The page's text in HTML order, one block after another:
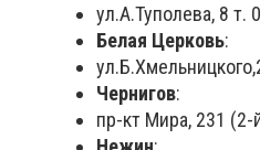
ул.А.Туполева, 8
Белая Церковь:
Чернигов:
пр-кт Мира, 231